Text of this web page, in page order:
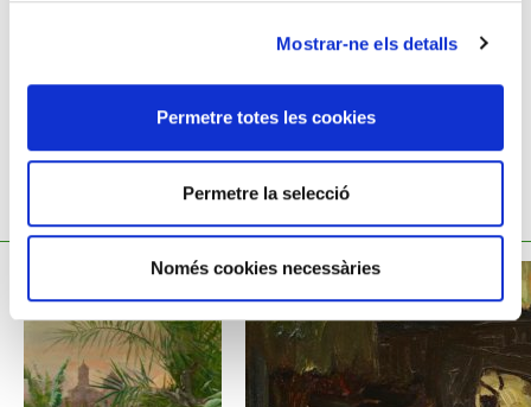
Mostrar-ne els detalls
Permetre totes les cookies
Permetre la selecció
Només cookies necessàries
TAMBÉ ET POT INTERESSAR